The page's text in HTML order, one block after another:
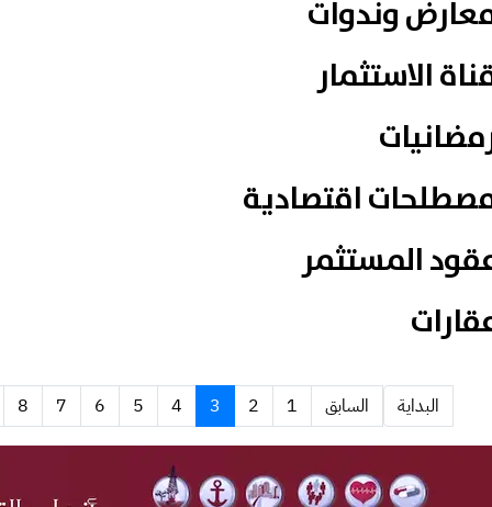
وندوات
الاستثمار
اقتصادية
المستثمر
البداية السابق 1
2
3
4
5
6
7
8